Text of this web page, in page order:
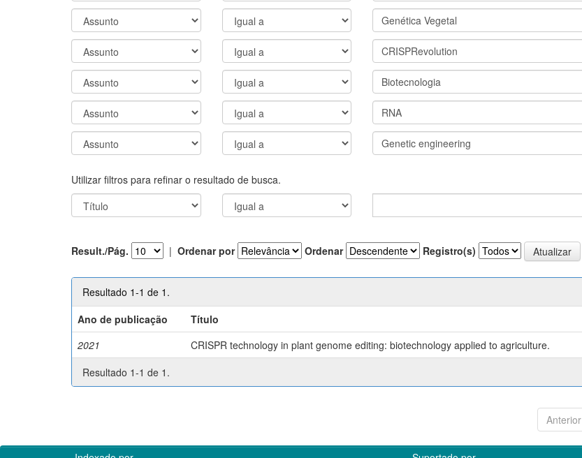
Utilizar filtros para refinar o resultado de busca.
Result./Pág. | Ordenar por Ordenar Registro(s)
Resultado 1-1 de 1.
Ano de publicação
Título
2021
CRISPR technology in plant genome editing: biotechnology applied to agriculture.
Resultado 1-1 de 1.
Anterior